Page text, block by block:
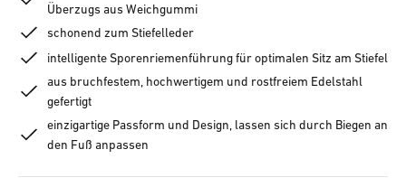
Überzugs aus Weichgummi
schonend zum Stiefelleder
intelligente Sporenriemenführung für optimalen Sitz am Stiefel
aus bruchfestem, hochwertigem und rostfreiem Edelstahl
gefertigt
einzigartige Passform und Design, lassen sich durch Biegen an
den Fuß anpassen